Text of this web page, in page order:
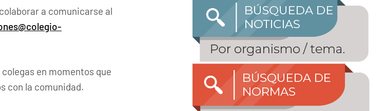
a comunicarse al
en momentos que
con la comunidad.